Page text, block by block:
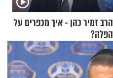
הרב זמיר כהן - איך מכפרים על
הפלה?